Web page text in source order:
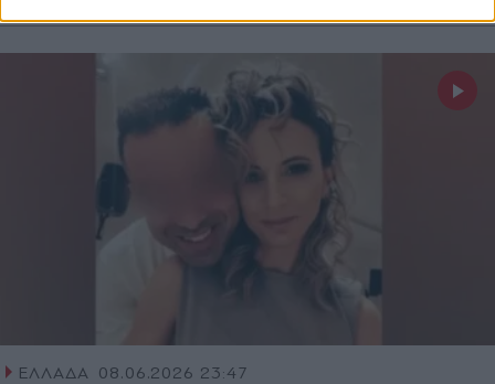
ΕΛΛΑΔΑ 08.06.2026 23:47